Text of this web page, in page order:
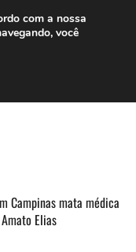
do Assinante
Campinas mata médica
Elias
com a nossa
você